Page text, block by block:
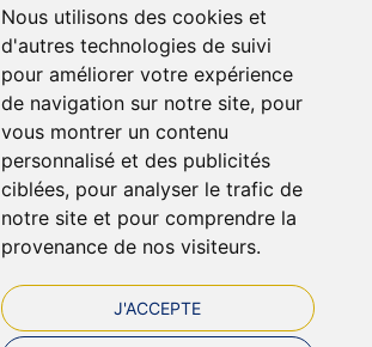
Nous utilisons des cookies et
d'autres technologies de suivi
pour améliorer votre expérience
de navigation sur notre site, pour
vous montrer un contenu
personnalisé et des publicités
ciblées, pour analyser le trafic de
notre site et pour comprendre la
provenance de nos visiteurs.
J'ACCEPTE
Qui sommes-nous ?
Poser une question
Déclarer un effet indésirable
Mentions légales
Données personnelles
Préférences Cookies